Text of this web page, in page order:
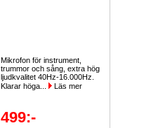
Mikrofon för instrument,
trummor och sång, extra hög
ljudkvalitet 40Hz-16.000Hz.
Klarar höga...
Läs mer
499:-